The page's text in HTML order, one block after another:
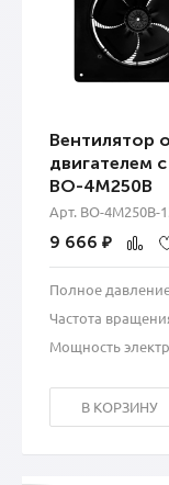
Вентилятор
двигателем
ВО-4М250В
Арт. ВО-4М250B-
9 666 ₽
Полное
Частота
Мощность
В КОРЗИНУ